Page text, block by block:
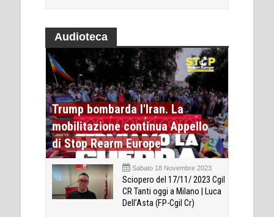
Audioteca
Trump bombarda l'Iran. La
mobilitazione continua Appello
di Stop Rearm Europe
Sabato 18 Novembre 2023
Sciopero del 17/11/ 2023 Cgil
CR Tanti oggi a Milano | Luca
Dell’Asta (FP-Cgil Cr)